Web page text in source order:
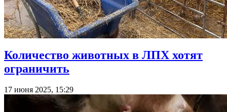
Количество животных в ЛПХ хотят
ограничить
17 июня 2025, 15:29